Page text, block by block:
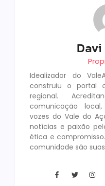
Idealizador do
construiu o portal
regional.
comunicação
vozes do Vale do
notícias e paixão
ética e
comunidade são